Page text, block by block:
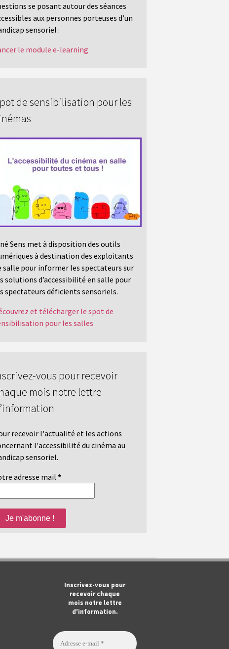
se posant autour des séances
aux personnes porteuses d’un
sensoriel :
le module e-learning
de sensibilisation pour les
Sens met à disposition des outils
à destination des exploitants
salle pour informer les spectateurs sur
solutions d’accessibilité en salle pour
spectateurs déficients sensoriels.
et télécharger le spot de
pour les salles
vous pour recevoir
mois notre lettre
recevoir l'actualité et les actions
l'accessibilité du cinéma au
sensoriel.
adresse mail*
Inscrivez-vous pour
recevoir chaque
mois notre lettre
d'information.